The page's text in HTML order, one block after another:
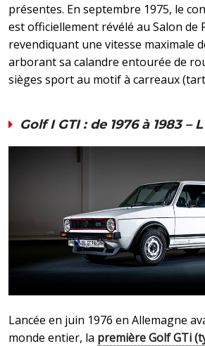
présentes. En septembre 1975, le
est officiellement révélé au Salon de
revendiquant une vitesse maximale
arborant sa calandre entourée de
sièges sport au motif à carreaux
Golf I GTI : de 1976 à 1983 –
Lancée en juin 1976 en Allemagne
monde entier, la première Golf GTi